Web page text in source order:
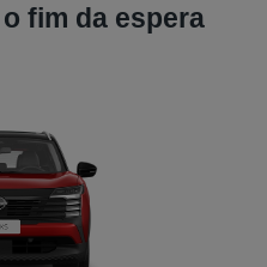
fim da espera